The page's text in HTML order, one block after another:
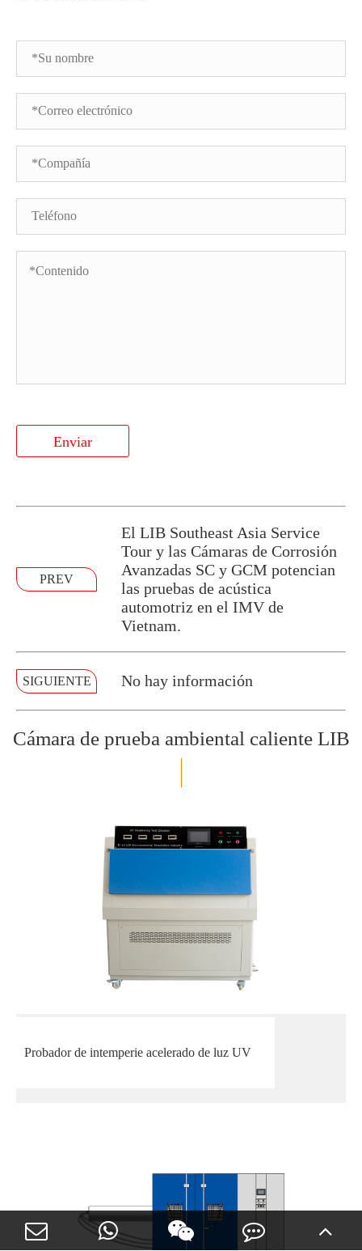
Enviar
PREV
El LIB Southeast Asia Service
Tour y las Cámaras de Corrosión
Avanzadas SC y GCM potencian
las pruebas de acústica
automotriz en el IMV de
Vietnam.
SIGUIENTE No hay información
Cámara de prueba ambiental caliente LIB
Probador de intemperie acelerado de luz UV